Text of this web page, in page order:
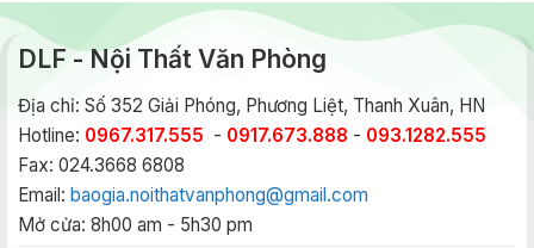
DLF - Nội Thất Văn Phòng
Địa chỉ: Số 352 Giải Phóng, Phương Liệt, Thanh Xuân, HN
Hotline: 0967.317.555 - 0917.673.888 - 093.1282.555
Fax: 024.3668 6808
Email: baogia.noithatvanphong@gmail.com
Mở cửa: 8h00 am - 5h30 pm